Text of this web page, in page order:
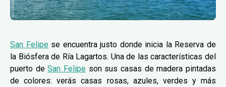
San Felipese encuentra justo donde inicia la Reserva de
la Biósfera de Ría Lagartos. Una de las características del
puerto deSan Felipe son sus casas de madera pintadas
de colores: verás casas rosas, azules, verdes y más